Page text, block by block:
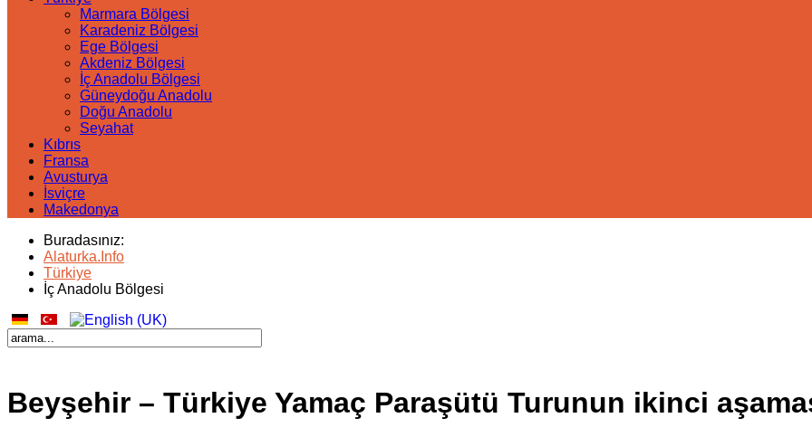
Marmara Bölgesi
Karadeniz Bölgesi
Ege Bölgesi
Akdeniz Bölgesi
İç Anadolu Bölgesi
Güneydoğu Anadolu
Doğu Anadolu
Seyahat
Kıbrıs
Fransa
Avusturya
İsviçre
Makedonya
Buradasınız:
Alaturka.Info
Türkiye
İç Anadolu Bölgesi
Beyşehir – Türkiye Yamaç Paraşütü Turunun ikinci